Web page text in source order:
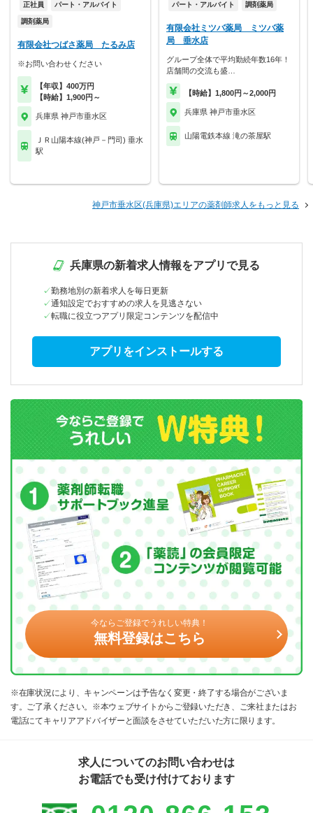
正社員 パート・アルバイト
調剤薬局
有限会社つばさ薬局 たるみ店
※お問い合わせください
【年収】400万円
【時給】1,900円～
兵庫県 神戸市垂水区
ＪＲ山陽本線(神戸－門司) 垂水
駅
パート・アルバイト 調剤薬局
有限会社ミツバ薬局 ミツバ薬
局 垂水店
グループ全体で平均勤続年数16年！
店舗間の交流も盛…
【時給】1,800円～2,000円
兵庫県 神戸市垂水区
山陽電鉄本線 滝の茶屋駅
神戸市垂水区(兵庫県)エリアの薬剤師求人をもっと見る
兵庫県の新着求人情報をアプリで見る
勤務地別の新着求人を毎日更新
通知設定でおすすめの求人を見逃さない
転職に役立つアプリ限定コンテンツを配信中
アプリをインストールする
今ならご登録でうれしい特典！
無料登録はこちら
※在庫状況により、キャンペーンは予告なく変更・終了する場合がございま
す。ご了承ください。※本ウェブサイトからご登録いただき、ご来社またはお
電話にてキャリアアドバイザーと面談をさせていただいた方に限ります。
求人についてのお問い合わせは
お電話でも受け付けております